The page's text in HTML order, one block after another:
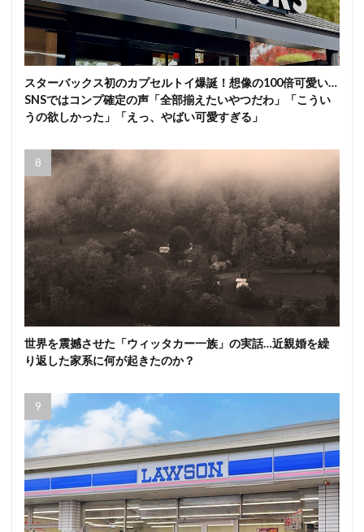
スターバックス初のカプセルトイ爆誕！想像の100倍可愛い…
SNSではコンプ確定の声「全部揃えたいやつだわ」「こうい
うの欲しかった」「えっ、やばい可愛すぎる」
世界を震撼させた「ウィッタカー一族」の実話…近親婚を繰
り返した家系に何が起きたのか？